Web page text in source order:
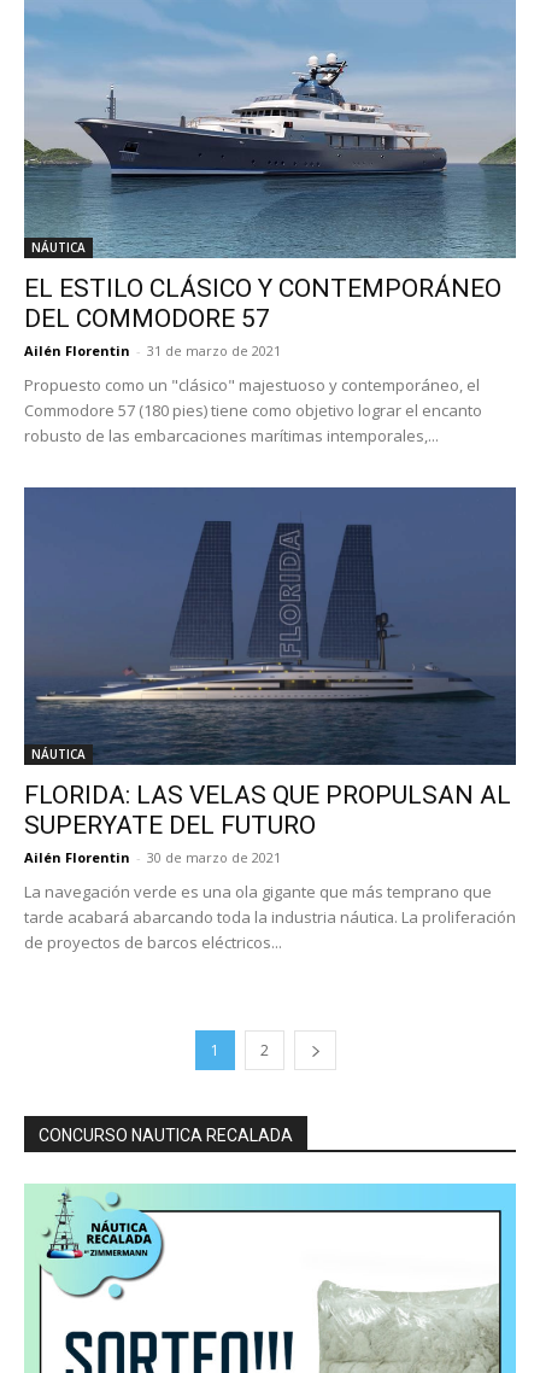
NÁUTICA
EL ESTILO CLÁSICO Y CONTEMPORÁNEO
DEL COMMODORE 57
Ailén Florentin - 31 de marzo de 2021
Propuesto como un "clásico" majestuoso y contemporáneo, el
Commodore 57 (180 pies) tiene como objetivo lograr el encanto
robusto de las embarcaciones marítimas intemporales,...
NÁUTICA
FLORIDA: LAS VELAS QUE PROPULSAN AL
SUPERYATE DEL FUTURO
Ailén Florentin - 30 de marzo de 2021
La navegación verde es una ola gigante que más temprano que
tarde acabará abarcando toda la industria náutica. La proliferación
de proyectos de barcos eléctricos...
1 2
CONCURSO NAUTICA RECALADA